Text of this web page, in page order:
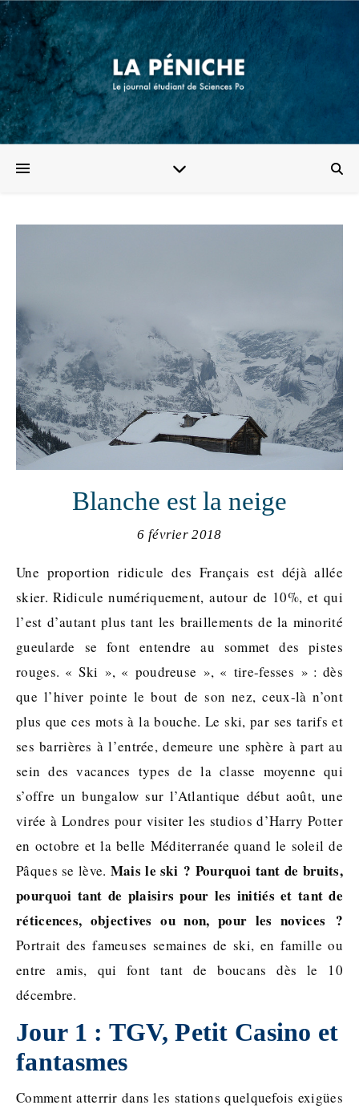
Blanche est la neige
6 février 2018
Une proportion ridicule des Français est déjà allée
skier. Ridicule numériquement, autour de 10%, et qui
l’est d’autant plus tant les braillements de la minorité
gueularde se font entendre au sommet des pistes
rouges. « Ski », « poudreuse », « tire-fesses » : dès
que l’hiver pointe le bout de son nez, ceux-là n’ont
plus que ces mots à la bouche. Le ski, par ses tarifs et
ses barrières à l’entrée, demeure une sphère à part au
sein des vacances types de la classe moyenne qui
s’offre un bungalow sur l’Atlantique début août, une
virée à Londres pour visiter les studios d’Harry Potter
en octobre et la belle Méditerranée quand le soleil de
Pâques se lève. Mais le ski ? Pourquoi tant de bruits,
pourquoi tant de plaisirs pour les initiés et tant de
réticences, objectives ou non, pour les novices ?
Portrait des fameuses semaines de ski, en famille ou
entre amis, qui font tant de boucans dès le 10
décembre.
Jour 1 : TGV, Petit Casino et
fantasmes
Comment atterrir dans les stations quelquefois exigües